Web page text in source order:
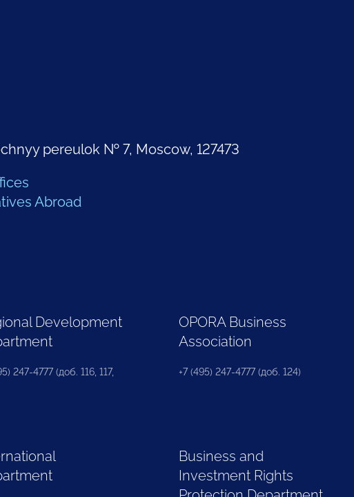
pereulok № 7, Moscow, 127473
Abroad
Development
247-4777 (доб. 116, 117,
OPORA Business
Association
+7 (495) 247-4777 (доб. 124)
Business and
Investment Rights